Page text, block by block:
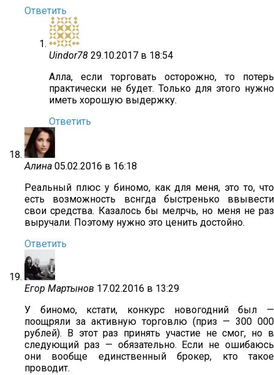
Ответить
Uindor78 29.10.2017 в 18:54
Алла, если торговать осторожно, то потерь
практически не будет. Только для этого нужно
иметь хорошую выдержку.
Ответить
Алина 05.02.2016 в 16:18
Реальный плюс у биномо, как для меня, это то, что
есть возможность вснгда быстренько ввывести
свои средства. Казалось бы мелрчь, но меня не раз
выручали. Поэтому нужно это ценить достойно.
Ответить
Егор Мартынов 17.02.2016 в 13:29
У биномо, кстати, конкурс новогодний был —
поощряли за активную торговлю (приз — 300 000
рублей). В этот раз принять участие не смог, но в
следующий раз — обязательно. Если не ошибаюсь
они вообще единственный брокер, кто такое
проводит.